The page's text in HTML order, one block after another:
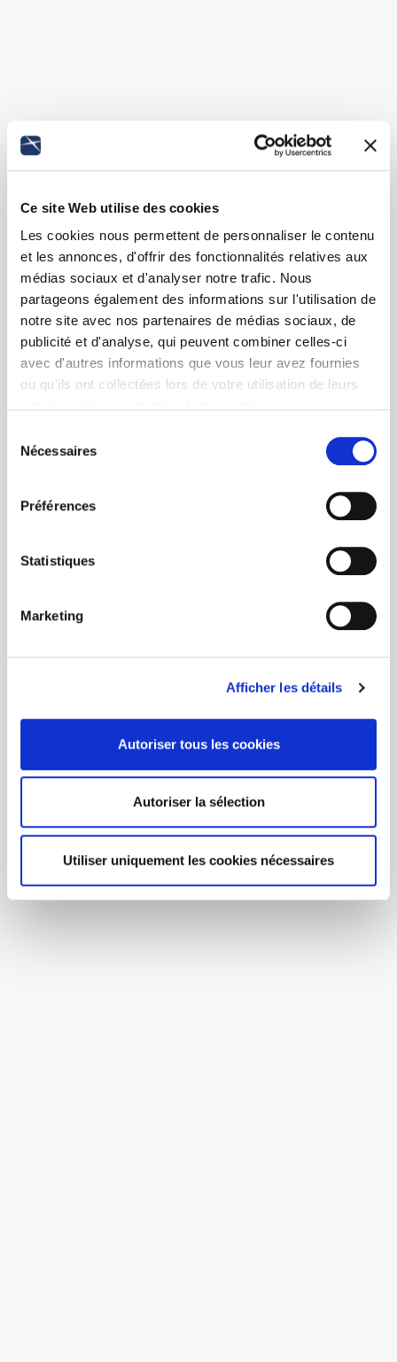
Ce site Web utilise des cookies
Les cookies nous permettent de personnaliser le contenu
et les annonces, d'offrir des fonctionnalités relatives aux
médias sociaux et d'analyser notre trafic. Nous
partageons également des informations sur l'utilisation de
notre site avec nos partenaires de médias sociaux, de
publicité et d'analyse, qui peuvent combiner celles-ci
avec d'autres informations que vous leur avez fournies
ou qu'ils ont collectées lors de votre utilisation de leurs
Nécessaires
Préférences
Statistiques
Marketing
Afficher les détails
Autoriser tous les cookies
Autoriser la sélection
Utiliser uniquement les cookies nécessaires